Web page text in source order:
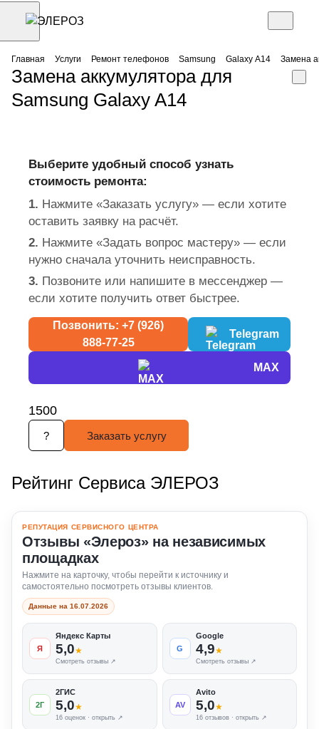
Главная Услуги Ремонт телефонов Samsung Galaxy A14 Замена
Замена аккумулятора для
Samsung Galaxy A14
Выберите удобный способ узнать
стоимость ремонта:
1. Нажмите «Заказать услугу» — если хотите
оставить заявку на расчёт.
2. Нажмите «Задать вопрос мастеру» — если
нужно сначала уточнить неисправность.
3. Позвоните или напишите в мессенджер —
если хотите получить ответ быстрее.
Позвонить: +7 (926)
888-77-25
Telegram
MAX
1500
? Заказать услугу
Рейтинг Сервиса ЭЛЕРОЗ
РЕПУТАЦИЯ СЕРВИСНОГО ЦЕНТРА
Отзывы «Элероз» на независимых
площадках
Нажмите на карточку, чтобы перейти к источнику и
самостоятельно посмотреть отзывы клиентов.
Данные на 16.07.2026
Я
Яндекс Карты
5,0★
Смотреть отзывы ↗
G
Google
4,9★
Смотреть отзывы ↗
2Г
2ГИС
5,0★
16 оценок · открыть ↗
AV
Avito
5,0★
16 отзывов · открыть ↗